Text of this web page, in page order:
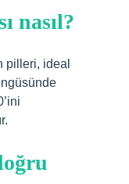
nasıl?
pilleri, ideal